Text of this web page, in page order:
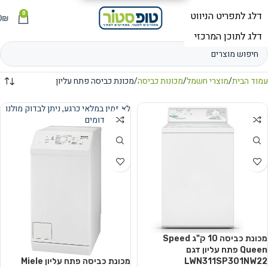
תפריט 0
₪
עמוד הבית מוצרי חשמל מכונות כביסה מכונת כביסה פתח עליון
מכונת כביסה ‏10 ‏ק"ג Speed
Queen פתח עליון דגם
LWN311SP301NW22
נמכר
לא זמין במלאי כרגע, ניתן לבדוק מולנו
מוצרים דומים
מכונת כביסה פתח עליון Miele